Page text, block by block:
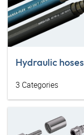
Hydraulic hoses
3 Categories